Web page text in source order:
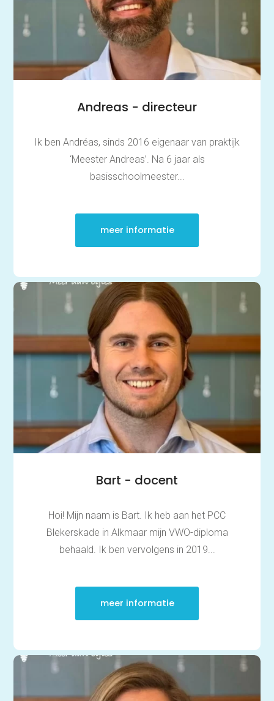
Andreas - directeur
Ik ben Andréas, sinds 2016 eigenaar van praktijk
‘Meester Andreas’. Na 6 jaar als
basisschoolmeester...
meer informatie
Bart - docent
Hoi! Mijn naam is Bart. Ik heb aan het PCC
Blekerskade in Alkmaar mijn VWO-diploma
behaald. Ik ben vervolgens in 2019...
meer informatie